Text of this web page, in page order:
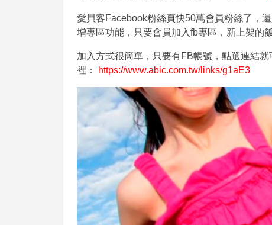
愛貝客Facebook粉絲頁快50萬會員粉絲了，
增專區功能，只要會員加入fb專區，新上架的
加入方式很簡單，只要有FB帳號，點選連結就
裡：
https://www.abic.com.tw/links/g1aE3